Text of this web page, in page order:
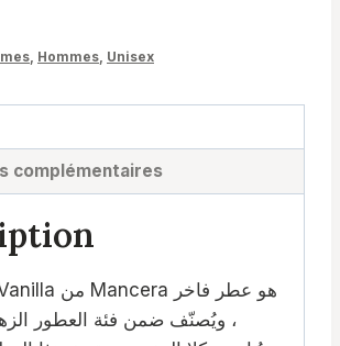
Hommes Unisex
complémentaires
، ويُصنّف ضمن فئة العطور